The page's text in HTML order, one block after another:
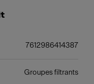
7612986414387
Groupes filtrants